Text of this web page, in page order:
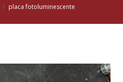
placa fotoluminescente